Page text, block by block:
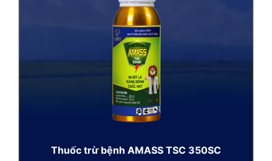
Thuốc trừ bệnh AMASS TSC 350SC